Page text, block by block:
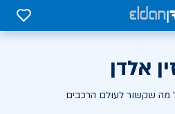
0
אלדן
מה שקשור לעולם הרכבים